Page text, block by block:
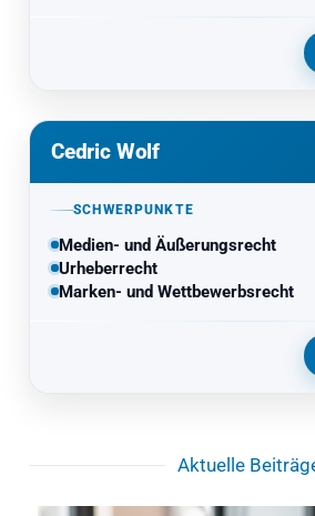
Cedric Wolf
SCHWERPUNKTE
Medien- und Äußerungsrecht
Urheberrecht
Marken- und Wettbewerbsrecht
Aktuelle